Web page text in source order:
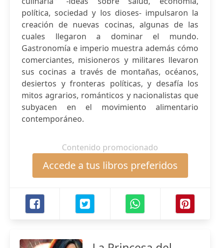
política, sociedad y los dioses- impulsaron la
creación de nuevas cocinas, algunas de las
cuales llegaron a dominar el mundo.
Gastronomía e imperio muestra además cómo
comerciantes, misioneros y militares llevaron
sus cocinas a través de montañas, océanos,
desiertos y fronteras políticas, y desafía los
mitos agrarios, románticos y nacionalistas que
subyacen en el movimiento alimentario
contemporáneo.
Contenido promocionado
Accede a tus libros preferidos